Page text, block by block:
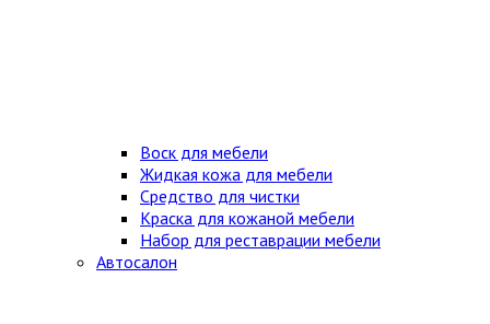
Воск для мебели
Жидкая кожа для мебели
Средство для чистки
Краска для кожаной мебели
Набор для реставрации мебели
Автосалон